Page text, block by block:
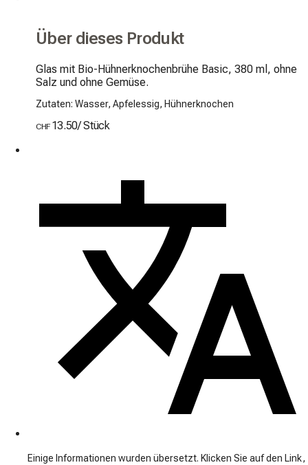
Über dieses Produkt
Glas mit Bio-Hühnerknochenbrühe Basic, 380 ml, ohne
Salz und ohne Gemüse.
Zutaten: Wasser, Apfelessig, Hühnerknochen
CHF 13.50/ Stück
Einige Informationen wurden übersetzt. Klicken Sie auf den Link,